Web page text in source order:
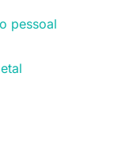
pessoal